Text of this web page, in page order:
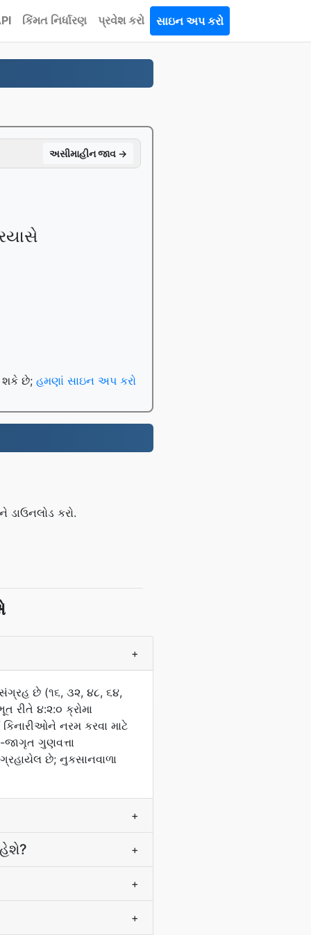
કિંમત નિર્ધારણ પ્રવેશ કરો સાઇન અપ કરો
અસીમાહીન જાવ →
શકે છે; હમણાં સાઇન અપ કરો
કરો.
+
છે (૧૬, ૩૨, ૪૮, ૬૪,
૪:૨:૦ ક્રોમા
નરમ કરવા માટે
ગુણવત્તા
છે; નુકસાનવાળા
+
+
+
+